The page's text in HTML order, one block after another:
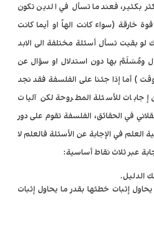
بكثير، فعندما تسأل في الدين تكون
خارقة (سواء كانت الهاً او أيما كانت
بقيت تسأل أسئلة مختلفة الى الابد
ومُسَلَمْ بها دون استدلال او سؤال عن
) أما إذا جئنا على الفلسفة فقد نجد
للأسئلة المطروحة لكن آليات
في الحقائق، الفلسفة تقوم على دور
العلم في الإجابة عن الأسئلة فالعلم لا
عبر ثلاث نقاط أساسية:
الدليل.
إثبات خطئها بقدر ما يحاول إثبات